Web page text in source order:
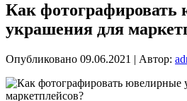
Как фотографировать
украшения для
Опубликовано 09.06.2021 | Автор: